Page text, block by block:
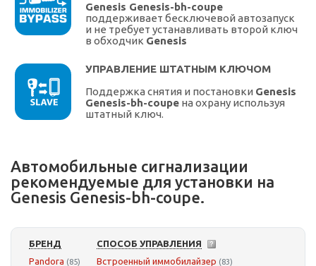
Genesis Genesis-bh-coupe
поддерживает бесключевой автозапуск
и не требует устанавливать второй ключ
в обходчик Genesis
УПРАВЛЕНИЕ ШТАТНЫМ КЛЮЧОМ
Поддержка снятия и постановки Genesis
Genesis-bh-coupe на охрану используя
штатный ключ.
Автомобильные сигнализации
рекомендуемые для установки на
Genesis Genesis-bh-coupe.
БРЕНД
Pandora (85)
СПОСОБ УПРАВЛЕНИЯ
Встроенный иммобилайзер (83)